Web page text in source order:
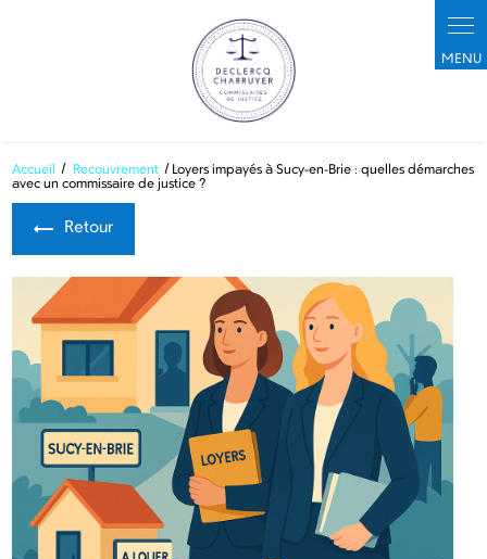
Accueil Recouvrement
Loyers impayés à Sucy-en-Brie : quelles démarches
avec un commissaire de justice ?
Retour